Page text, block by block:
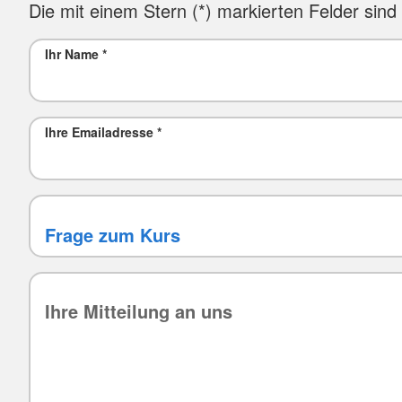
Die mit einem Stern (*) markierten Felder sind
Ihr Name*
Ihre Emailadresse*